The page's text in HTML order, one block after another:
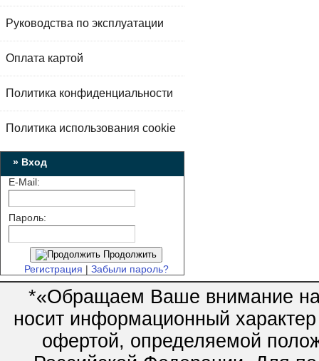
Руководства по эксплуатации
Оплата картой
Политика конфиденциальности
Политика использования cookie
» Вход
E-Mail:
Пароль:
Продолжить
Регистрация | Забыли пароль?
*«Обращаем Ваше внимание на
носит информационный
офертой, определяемой